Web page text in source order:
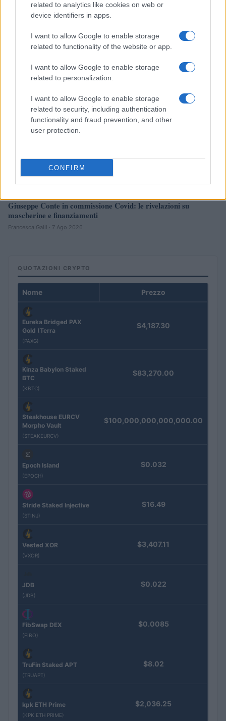
related to analytics like cookies on web or
device identifiers in apps.
I want to allow Google to enable storage
related to functionality of the website or app.
I want to allow Google to enable storage
related to personalization.
I want to allow Google to enable storage
related to security, including authentication
functionality and fraud prevention, and other
user protection.
CONFIRM
ETF su Ethereum: afflussi in calo dopo il picco di luglio
Francesca Spadaro · 7 Ago 2026
CRIPTOVALUTE
Giuseppe Conte in commissione Covid: le rivelazioni su
mascherine e finanziamenti
Francesca Galli · 7 Ago 2026
QUOTAZIONI CRYPTO
Nome Prezzo
Eureka Bridged PAX
Gold (Terra
(PAXG)
$4,187.30
Kinza Babylon Staked
BTC
(KBTC)
$83,270.00
Steakhouse EURCV
Morpho Vault
(STEAKEURCV)
$100,000,000,000,000.00
Epoch Island
(EPOCH)
$0.032
Stride Staked Injective
(STINJ)
$16.49
Vested XOR
(VXOR)
$3,407.11
JDB
(JDB)
$0.022
FibSwap DEX
(FIBO)
$0.0085
TruFin Staked APT
(TRUAPT)
$8.02
kpk ETH Prime
(KPK ETH PRIME)
$2,036.25